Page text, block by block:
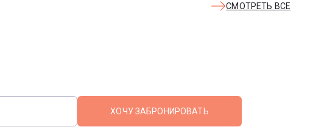
СМОТРЕТЬ ВСЕ
ХОЧУ ЗАБРОНИРОВАТЬ